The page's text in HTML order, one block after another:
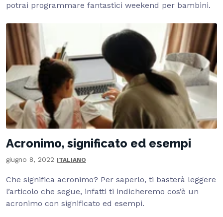
potrai programmare fantastici weekend per bambini.
Acronimo, significato ed esempi
giugno 8, 2022 ITALIANO
Che significa acronimo? Per saperlo, ti basterà leggere
l’articolo che segue, infatti ti indicheremo cos’è un
acronimo con significato ed esempi.